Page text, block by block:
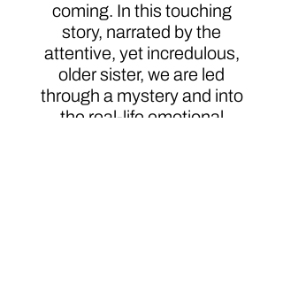
coming. In this touching
story, narrated by the
attentive, yet incredulous,
older sister, we are led
through a mystery and into
the real-life emotional